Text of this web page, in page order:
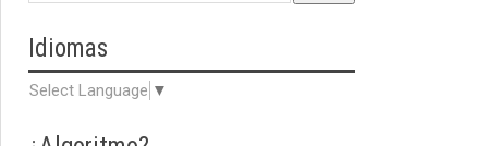
Idiomas
Select Language ▼